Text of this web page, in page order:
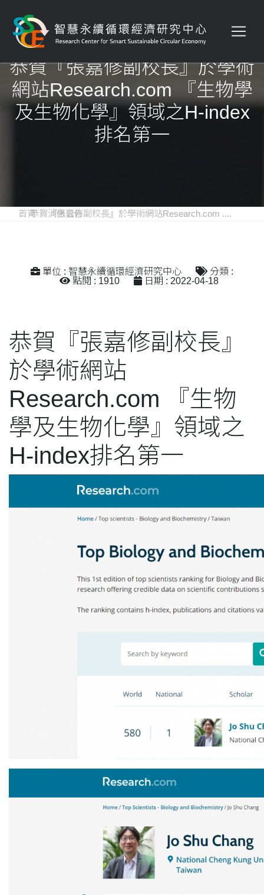
恭賀『張嘉修副校長』於學術
網站Research.com 『生物學
及生物化學』領域之H-index
排名第一
首頁 消息公告
恭賀『張嘉修副校長』於學術網站Research.com ....
單位 : 智慧永續循環經濟研究中心
分類 :
點閱 : 1910
日期 : 2022-04-18
恭賀『張嘉修副校長』
於學術網站
Research.com 『生物
學及生物化學』領域之
H-index排名第一